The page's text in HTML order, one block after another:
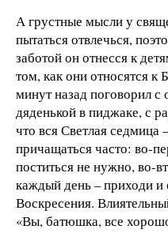
А грустные мысли у
пытаться отвлечься,
заботой он отнесся к
том, как они относятся к
минут назад поговорил
дяденькой в пиджаке, с
что вся Светлая
причащаться часто: во-
поститься не нужно, во-
каждый день – приходи и
Воскресения.
«Вы, батюшка, все